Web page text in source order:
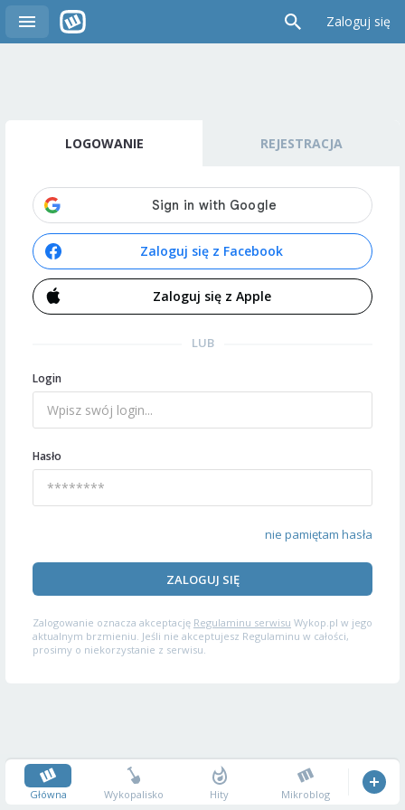
Zaloguj się
LOGOWANIE REJESTRACJA
Zaloguj się z Facebook
Zaloguj się z Apple
LUB
Login
Hasło
nie pamiętam hasła
ZALOGUJ SIĘ
Zalogowanie oznacza akceptację Regulaminu serwisu Wykop.pl w jego
aktualnym brzmieniu. Jeśli nie akceptujesz Regulaminu w całości,
prosimy o niekorzystanie z serwisu.
Główna Wykopalisko Hity Mikroblog